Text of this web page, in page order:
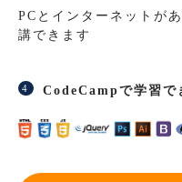
PCとインターネットが
講できます
CodeCampで学習で